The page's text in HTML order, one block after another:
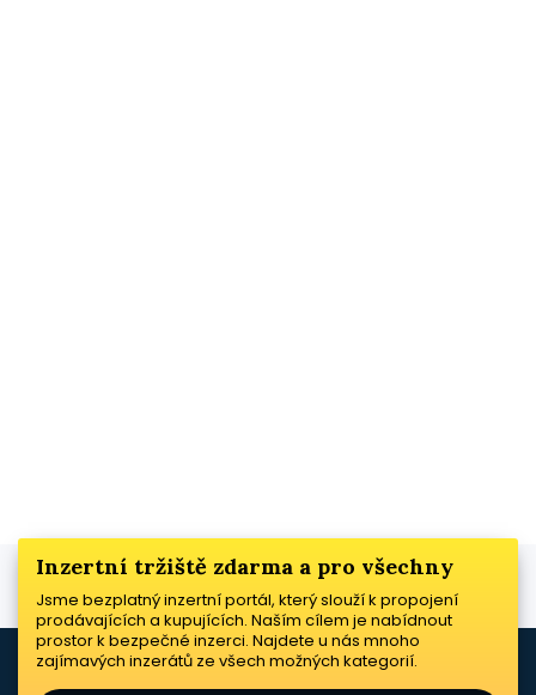
Inzertní tržiště zdarma a pro všechny
Jsme bezplatný inzertní portál, který slouží k propojení
prodávajících a kupujících. Naším cílem je nabídnout
prostor k bezpečné inzerci. Najdete u nás mnoho
zajímavých inzerátů ze všech možných kategorií.